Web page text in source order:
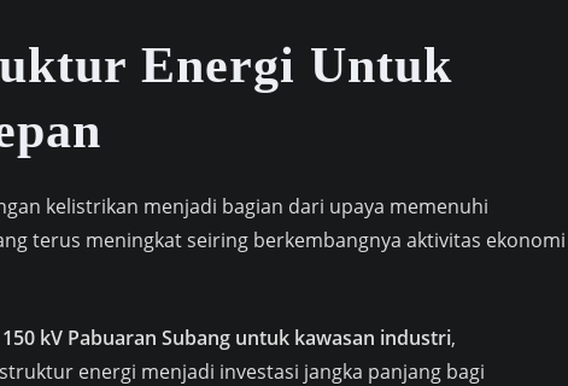
Energi Untuk
kelistrikan menjadi bagian dari upaya memenuhi
terus meningkat seiring berkembangnya aktivitas ekonomi
kV Pabuaran Subang untuk kawasan industri,
energi menjadi investasi jangka panjang bagi